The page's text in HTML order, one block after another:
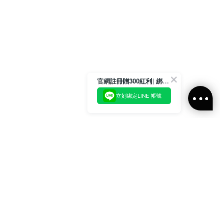
官網註冊贈300紅利| 綁定LINE再領取專屬優惠
立刻綁定LINE 帳號